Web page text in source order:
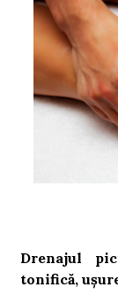
Drenajul
tonifică,